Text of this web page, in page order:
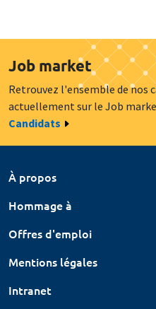
Job market
Retrouvez l'ensemble de nos
actuellement sur le Job
Candidats
À propos
Hommage à
Offres d'emploi
Mentions légales
Intranet